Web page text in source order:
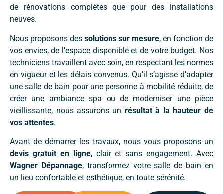
de rénovations complètes que pour des installations
neuves.
Nous proposons des solutions sur mesure, en fonction de
vos envies, de l’espace disponible et de votre budget. Nos
techniciens travaillent avec soin, en respectant les normes
en vigueur et les délais convenus. Qu’il s’agisse d’adapter
une salle de bain pour une personne à mobilité réduite, de
créer une ambiance spa ou de moderniser une pièce
vieillissante, nous assurons un résultat à la hauteur de
vos attentes.
Avant de démarrer les travaux, nous vous proposons un
devis gratuit en ligne, clair et sans engagement. Avec
Wagner Dépannage, transformez votre salle de bain en
un lieu confortable et esthétique, en toute sérénité.